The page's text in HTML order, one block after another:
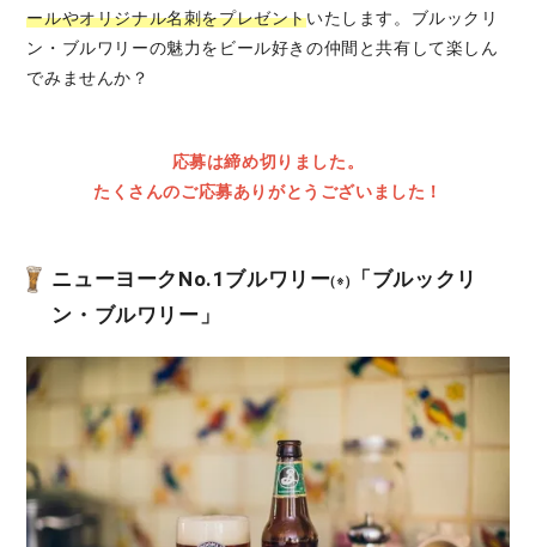
ールやオリジナル名刺をプレゼントいたします。ブルックリ
ン・ブルワリーの魅力をビール好きの仲間と共有して楽しん
でみませんか？
応募は締め切りました。
たくさんのご応募ありがとうございました！
ニューヨークNo.1ブルワリー(※)
「ブルックリ
ン・ブルワリー」